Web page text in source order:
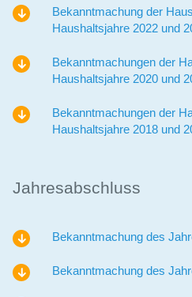
Bekanntmachung der
Haushaltsjahre 2022 und
Bekanntmachungen der
Haushaltsjahre 2020 und
Bekanntmachungen der
Haushaltsjahre 2018 und
Jahresabschluss
Bekanntmachung des
Bekanntmachung des